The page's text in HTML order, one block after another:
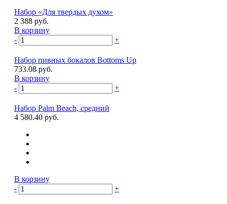
Набор «Для твердых духом»
2 388 руб.
В корзину
-
+
Набор пивных бокалов Bottoms Up
733.08 руб.
В корзину
-
+
Набор Palm Beach, средний
4 580.40 руб.
В корзину
-
+